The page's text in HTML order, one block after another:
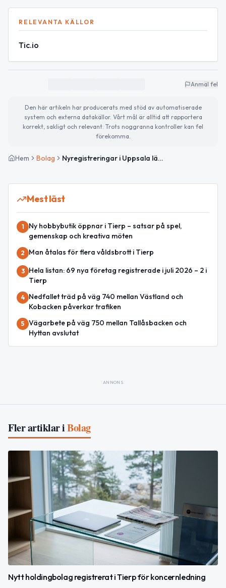
RELEVANTA KÄLLOR
Tic.io
Anmäl fel
Den här artikeln har producerats med stöd av automatiserade
system och externa datakällor. Vårt mål är alltid att rapportera
korrekt, sakligt och relevant. Trots noggranna kontroller kan fel
förekomma.
Hem Bolag Nyregistreringar i Uppsala län — februari 2026 (fokus Tierp)
Mest läst
1
Ny hobbybutik öppnar i Tierp – satsar på spel,
gemenskap och kreativa möten
2 Man åtalas för flera våldsbrott i Tierp
3
Hela listan: 69 nya företag registrerade i juli 2026 – 2 i
Tierp
4
Nedfallet träd på väg 740 mellan Västland och
Kobacken påverkar trafiken
5 Vägarbete på väg 750 mellan Tallåsbacken och
Hyttan avslutat
ANNONS
Fler artiklar iBolag
Nytt holdingbolag registrerat i Tierp för koncernledning